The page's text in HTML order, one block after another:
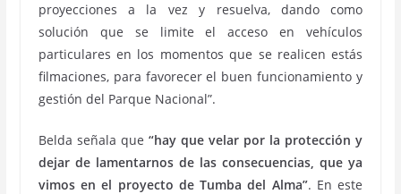
proyecciones a la vez y resuelva, dando como
solución que se limite el acceso en vehículos
particulares en los momentos que se realicen estás
filmaciones, para favorecer el buen funcionamiento y
gestión del Parque Nacional”.
Belda señala que “hay que velar por la protección y
dejar de lamentarnos de las consecuencias, que ya
vimos en el proyecto de Tumba del Alma”. En este